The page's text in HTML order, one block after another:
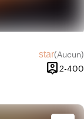
star(Aucun)
Aucun
person_pin
Capacité
2-400